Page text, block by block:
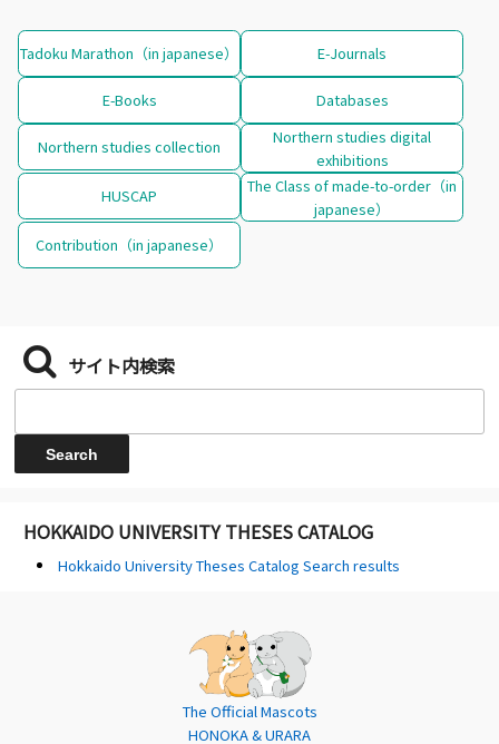
Tadoku Marathon（in japanese） E-Journals
E-Books Databases
Northern studies collection
Northern studies digital
exhibitions
HUSCAP
The Class of made-to-order（in
japanese）
Contribution（in japanese）
サイト内検索
HOKKAIDO UNIVERSITY THESES CATALOG
Hokkaido University Theses Catalog Search results
The Official Mascots
HONOKA & URARA